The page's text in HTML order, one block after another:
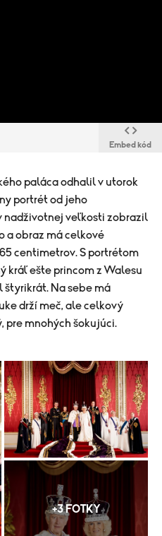
Embed kód
paláca odhalil v utorok
portrét od jeho
nadživotnej veľkosti zobrazil
a obraz má celkové
centimetrov. S portrétom
kráľ ešte princom z Walesu
štyrikrát. Na sebe má
drží meč, ale celkový
pre mnohých šokujúci.
+3 FOTKY